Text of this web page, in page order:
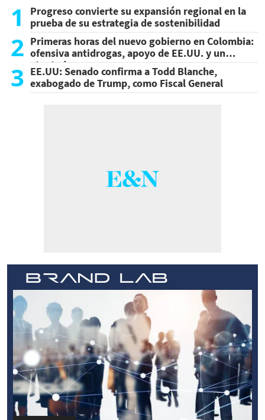
1
Progreso convierte su expansión regional en la
prueba de su estrategia de sostenibilidad
2 Primeras horas del nuevo gobierno en Colombia:
ofensiva antidrogas, apoyo de EE.UU. y un
atentado
3 EE.UU: Senado confirma a Todd Blanche,
exabogado de Trump, como Fiscal General